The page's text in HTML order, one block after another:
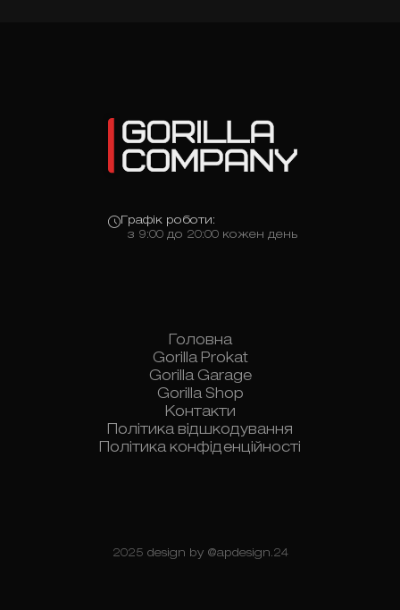
Графік роботи:
з 9:00 до 20:00 кожен день
Головна
Gorilla Prokat
Gorilla Garage
Gorilla Shop
Контакти
Політика відшкодування
Політика конфіденційності
2025 design by @apdesign.24